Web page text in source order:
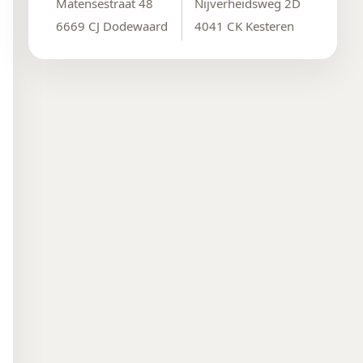
6669 CJ Dodewaard
4041 CK Kesteren